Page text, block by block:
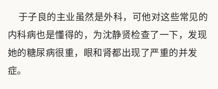
于子良的主业虽然是外科，可他对这些常见的
内科病也是懂得的，为沈静贤检查了一下，发现
她的糖尿病很重，眼和肾都出现了严重的并发
症。